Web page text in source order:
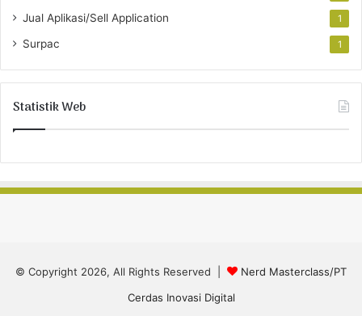
Jual Aplikasi/Sell Application 1
Surpac 1
Statistik Web
© Copyright 2026, All Rights Reserved |
Nerd Masterclass/PT
Cerdas Inovasi Digital